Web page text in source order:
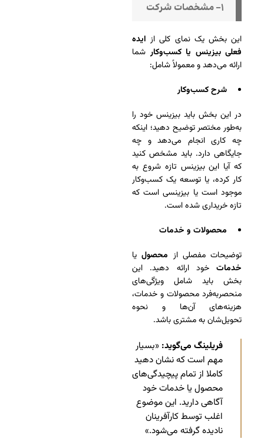
۱- مشخصات شرکت
این بخش یک نمای کلی ازایده
فعلی بیزینس یا کسب‌وکار شما
ارائه می‌دهد و معمولاً شامل:
شرح کسب‌وکار
در این بخش باید بیزینس خود را
به‌طور مختصر توضیح دهید؛ اینکه
چه کاری انجام می‌دهد و چه
جایگاهی دارد. باید مشخص کنید
که آیا این بیزینس تازه شروع به
کار کرده، یا توسعه یک کسب‌وکار
موجود است یا بیزینسی است که
تازه خریداری شده است.
محصولات و خدمات
توضیحات مفصلی از محصول یا
خدمات خود ارائه دهید. این
بخش باید شامل ویژگی‌های
منحصربه‌فرد محصولات و خدمات،
هزینه‌های آن‌ها و نحوه
تحویل‌شان به مشتری باشد.
فریلینگ می‌گوید: «بسیار
مهم است که نشان دهید
کاملا از تمام پیچیدگی‌های
محصول یا خدمات خود
آگاهی دارید. این موضوع
اغلب توسط کارآفرینان
نادیده گرفته می‌شود.»